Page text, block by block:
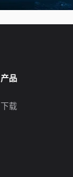
产品
下载